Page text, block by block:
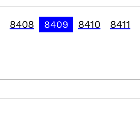
8408 8409 8410 8411